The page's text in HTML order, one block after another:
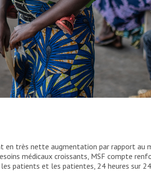
suite de
conditions de vie
le
en très nette augmentation par rapport au
médicaux croissants, MSF compte
patients et les patientes, 24 heures sur